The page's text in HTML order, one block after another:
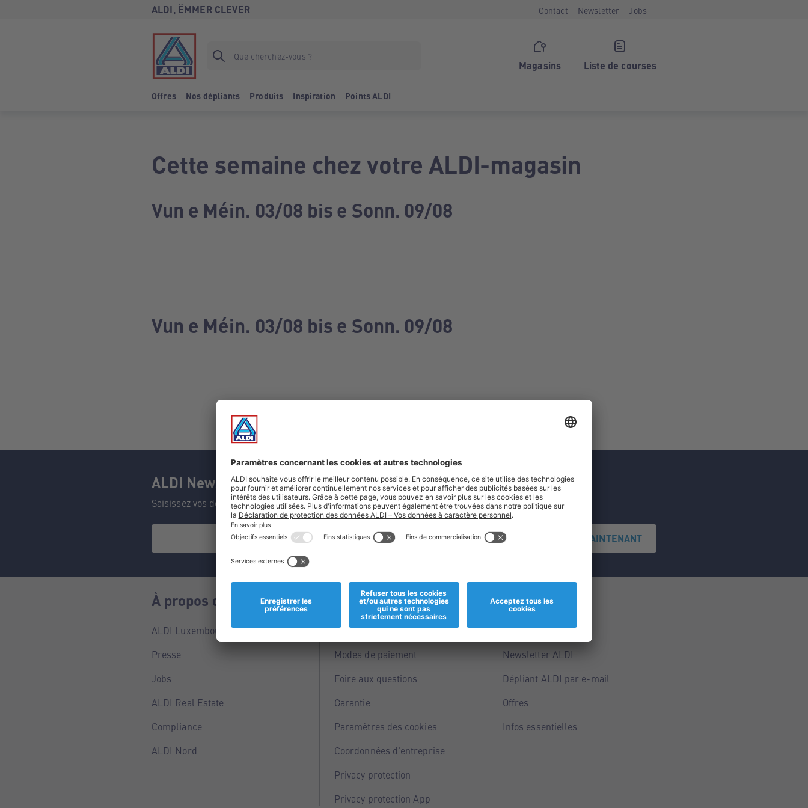
ALDI, ËMMER CLEVER Contact Newsletter Jobs
Magasins Liste de courses
Offres Nos dépliants Produits Inspiration Points ALDI
Cette semaine chez votre ALDI-magasin
Vun e Méin. 03/08 bis e Sonn. 09/08
Vun e Méin. 03/08 bis e Sonn. 09/08
ALDI Newsletter
Saisissez vos données et ne manquez aucune de nos offres.
S'INSCRIRE MAINTENANT
À propos de nous
ALDI Luxembourg
Presse
Jobs
ALDI Real Estate
Compliance
ALDI Nord
Informations
Magasins
Modes de paiement
Foire aux questions
Garantie
Paramètres des cookies
Coordonnées d'entreprise
Privacy protection
Privacy protection App
Service
Points ALDI
Newsletter ALDI
Dépliant ALDI par e-mail
Offres
Infos essentielles